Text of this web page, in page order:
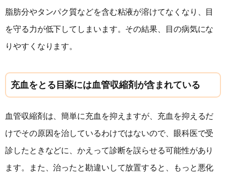
脂肪分やタンパク質などを含む粘液が溶けてなくなり、目
を守る力が低下してしまいます。その結果、目の病気にな
りやすくなります。
充血をとる目薬には血管収縮剤が含まれている
血管収縮剤は、簡単に充血を抑えますが、充血を抑えるだ
けでその原因を治しているわけではないので、眼科医で受
診したときなどに、かえって診断を誤らせる可能性があり
ます。また、治ったと勘違いして放置すると、もっと悪化